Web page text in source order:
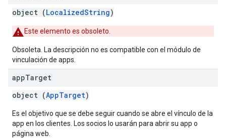
object (LocalizedString)
Este elemento es obsoleto.
Obsoleta. La descripción no es compatible con el módulo de
vinculación de apps.
appTarget
object (AppTarget)
Es el objetivo que se debe seguir cuando se abre el vínculo de la
app en los clientes. Los socios lo usarán para abrir su app o
página web.